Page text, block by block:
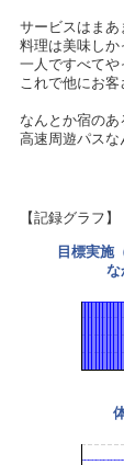
サービスはまあ
料理は美味しか
一人ですべて
これで他にお
なんとか宿のあ
高速周遊パス
【記録グラフ】
目標実施
な